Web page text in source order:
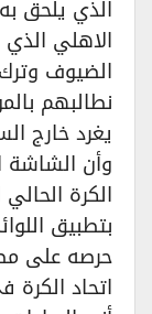
الذي يلحق
الاهلي
الضيوف
نطالبهم
يغرد خارج
وأن الشاشة
الكرة
بتطبيق
حرصه على
اتحاد الكرة